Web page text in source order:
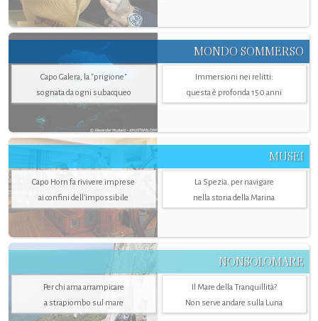
MONDO SOMMERSO
Capo Galera, la "prigione"
sognata da ogni subacqueo
Immersioni nei relitti:
questa è profonda 150 anni
MUSEI
Capo Horn fa rivivere imprese
ai confini dell’impossibile
La Spezia. per navigare
nella storia della Marina
NONSOLOMARE
Per chi ama arrampicare
a strapiombo sul mare
Il Mare della Tranquillità?
Non serve andare sulla Luna